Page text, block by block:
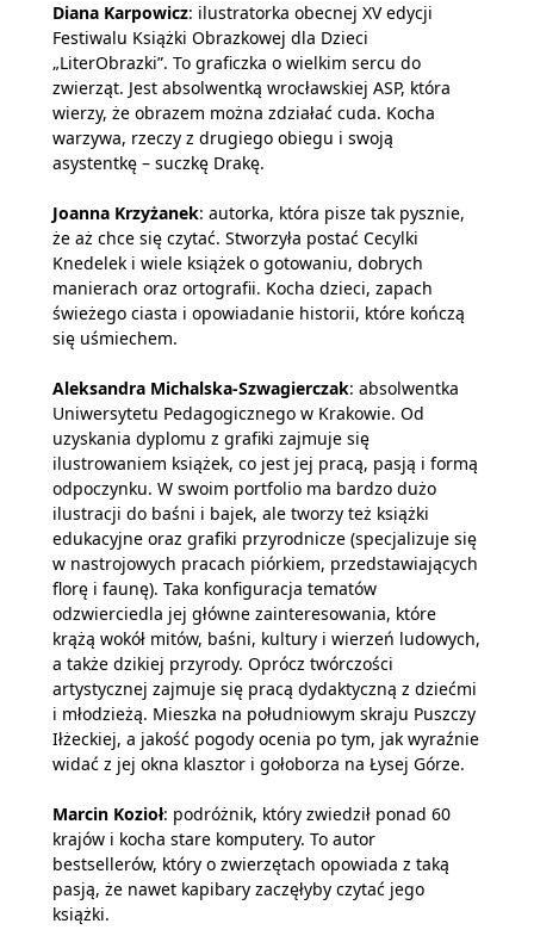
Diana Karpowicz: ilustratorka obecnej XV edycji
Festiwalu Książki Obrazkowej dla Dzieci
„LiterObrazki”. To graficzka o wielkim sercu do
zwierząt. Jest absolwentką wrocławskiej ASP, która
wierzy, że obrazem można zdziałać cuda. Kocha
warzywa, rzeczy z drugiego obiegu i swoją
asystentkę – suczkę Drakę.
Joanna Krzyżanek: autorka, która pisze tak pysznie,
że aż chce się czytać. Stworzyła postać Cecylki
Knedelek i wiele książek o gotowaniu, dobrych
manierach oraz ortografii. Kocha dzieci, zapach
świeżego ciasta i opowiadanie historii, które kończą
się uśmiechem.
Aleksandra Michalska-Szwagierczak: absolwentka
Uniwersytetu Pedagogicznego w Krakowie. Od
uzyskania dyplomu z grafiki zajmuje się
ilustrowaniem książek, co jest jej pracą, pasją i formą
odpoczynku. W swoim portfolio ma bardzo dużo
ilustracji do baśni i bajek, ale tworzy też książki
edukacyjne oraz grafiki przyrodnicze (specjalizuje się
w nastrojowych pracach piórkiem, przedstawiających
florę i faunę). Taka konfiguracja tematów
odzwierciedla jej główne zainteresowania, które
krążą wokół mitów, baśni, kultury i wierzeń ludowych,
a także dzikiej przyrody. Oprócz twórczości
artystycznej zajmuje się pracą dydaktyczną z dziećmi
i młodzieżą. Mieszka na południowym skraju Puszczy
Iłżeckiej, a jakość pogody ocenia po tym, jak wyraźnie
widać z jej okna klasztor i gołoborza na Łysej Górze.
Marcin Kozioł: podróżnik, który zwiedził ponad 60
krajów i kocha stare komputery. To autor
bestsellerów, który o zwierzętach opowiada z taką
pasją, że nawet kapibary zaczęłyby czytać jego
książki.